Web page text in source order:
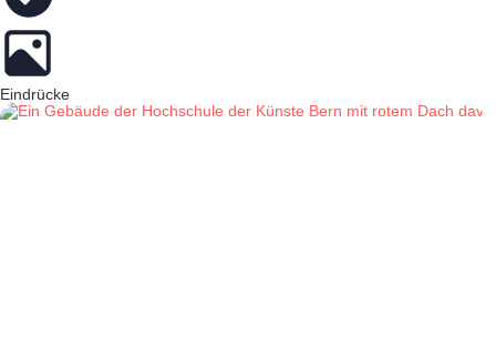
Eindrücke